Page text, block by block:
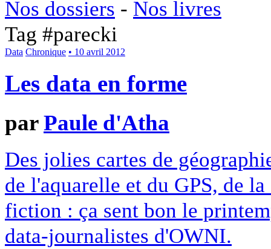
Nos dossiers - Nos livres
Tag #parecki
Data Chronique • 10 avril 2012
Les data en forme
parPaule d'Atha
Des jolies cartes de
de l'aquarelle et du GPS, de
fiction : ça sent bon le
data-journalistes d'OWNI.